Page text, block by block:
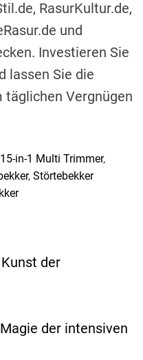
RasurKultur.de,
und
Investieren Sie
lassen Sie die
täglichen Vergnügen
in-1 Multi Trimmer,
, Störtebekker
der
der intensiven